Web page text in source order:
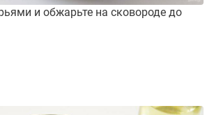
и обжарьте на сковороде до